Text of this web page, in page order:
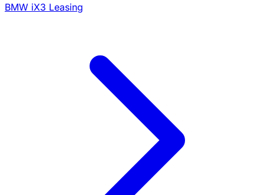
BMW iX3 Leasing